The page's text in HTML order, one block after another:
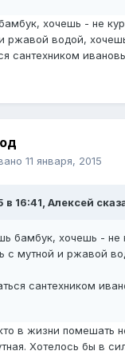
хочешь - не
ржавой водой,
сантехником
11 января, 2015
в 16:41, Алексей
бамбук, хочешь - не
с мутной и ржавой
сантехником
в жизни помешать
Хотелось бы в